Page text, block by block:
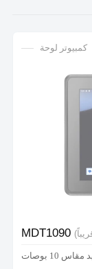
كمبيوتر لوحة
MDT1090
10 بوصات